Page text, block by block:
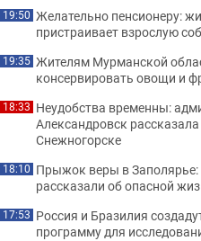
19:50 Желательно пенсионеру:
пристраивает взрослую
19:35 Жителям Мурманской
консервировать овощи и
18:33 Неудобства временны:
Александровск
Снежногорске
18:10 Прыжок веры в
рассказали об опасной
17:53 Россия и Бразилия
программу для